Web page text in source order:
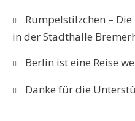
Rumpelstilzchen –
in der Stadthalle
Berlin ist eine Reise
Danke für die